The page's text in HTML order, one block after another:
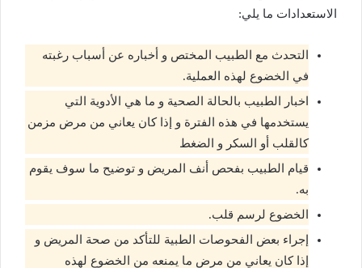
الاستعدادات ما يلي:
التحدث مع الطبيب المختص و أخباره عن أسباب رغبته
في الخضوع لهذه العملية.
اخبار الطبيب بالحالة الصحية و ما هي الأدوية التي
يستخدمها في هذه الفترة و إذا كان يعاني من مرض مزمن
كالقلب أو السكر و الضغط
قيام الطبيب بفحص أنف المريض و توضيح ما سوف يقوم
به.
الخضوع لرسم قلب.
إجراء بعض الفحوصات الطبية للتأكد من صحة المريض و
إذا كان يعاني من مرض ما يمنعه من الخضوع لهذه